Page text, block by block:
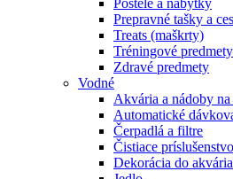
Prepravné tašky a
Treats (maškrty)
Tréningové predmety
Zdravé predmety
Vodné
Akvária a nádoby
Automatické
Čerpadlá a filtre
Čistiace príslušenstvo
Dekorácia do akvária